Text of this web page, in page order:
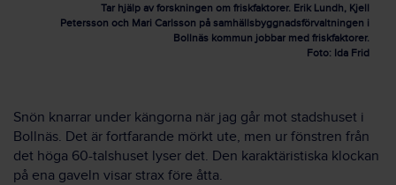
Tar hjälp av forskningen om friskfaktorer. Erik Lundh, Kjell
Petersson och Mari Carlsson på samhällsbyggnadsförvaltningen i
Bollnäs kommun jobbar med friskfaktorer.
Foto: Ida Frid
Snön knarrar under kängorna när jag går mot stadshuset i
Bollnäs. Det är fortfarande mörkt ute, men ur fönstren från
det höga 60-talshuset lyser det. Den karaktäristiska klockan
på ena gaveln visar strax före åtta.